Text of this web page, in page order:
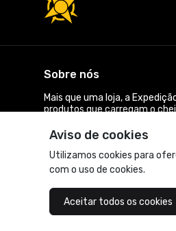
Aviso de cookies
Utilizamos cookies para
com o uso de cookies.
Aceitar todos os cookies
Sobre nós
Mais que uma loja, a
produtos que carregam o
Acompanhe-nos: